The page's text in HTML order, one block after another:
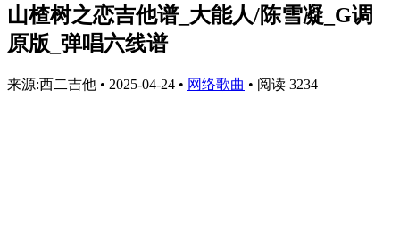
山楂树之恋吉他谱_大能人/陈雪凝_G调
原版_弹唱六线谱
来源:西二吉他 • 2025-04-24 • 网络歌曲 • 阅读 3234